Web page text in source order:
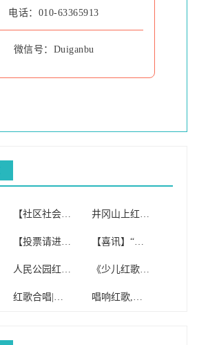
电话：010-63365913
微信号：Duiganbu
【社区社会工作室】操场社区开展红歌合唱团筹备会 井冈山上红歌响,于都的长征源合唱团又火了一把~
【投票请进】百色学院2017年“最佳红歌合唱团”投票开始! 【喜讯】“红歌献给党”,大鳌合唱团用这首红歌献给党,喜获银奖!
人民公园红歌合唱团文艺演出 《少儿红歌合唱团》免费招生!!!
红歌合唱|中国万岁队 唱响红歌,爱我中华——沙湾一中举行红歌合唱比赛